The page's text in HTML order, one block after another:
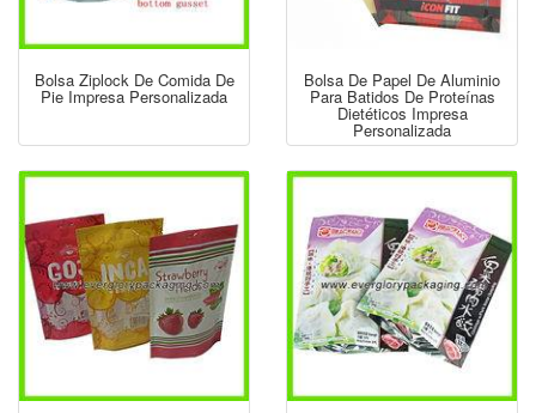
Bolsa Ziplock De Comida De
Pie Impresa Personalizada
Bolsa De Papel De Aluminio
Para Batidos De Proteínas
Dietéticos Impresa
Personalizada